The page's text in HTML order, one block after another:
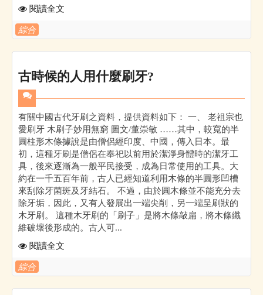
閱讀全文
綜合
古時候的人用什麼刷牙?
有關中國古代牙刷之資料，提供資料如下： 一、 老祖宗也
愛刷牙 木刷子妙用無窮 圖文/董崇敏 ……其中，較寬的半
圓柱形木條據說是由僧侶經印度、中國，傳入日本。最
初，這種牙刷是僧侶在奉祀以前用於潔淨身體時的潔牙工
具，後來逐漸為一般平民接受，成為日常使用的工具。大
約在一千五百年前，古人已經知道利用木條的半圓形凹槽
來刮除牙菌斑及牙結石。 不過，由於圓木條並不能充分去
除牙垢，因此，又有人發展出一端尖削，另一端呈刷狀的
木牙刷。 這種木牙刷的「刷子」是將木條敲扁，將木條纖
維破壞後形成的。古人可...
閱讀全文
綜合